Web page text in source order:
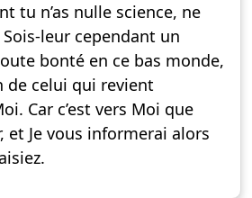
tu n’as nulle science, ne
leur cependant un
bonté en ce bas monde,
de celui qui revient
Car c’est vers Moi que
et Je vous informerai alors